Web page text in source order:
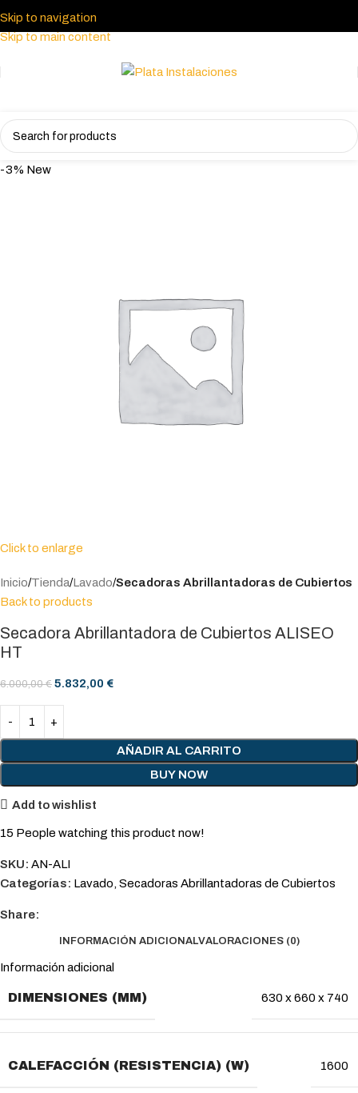
Skip to navigation
Skip to main content
-3% New
Click to enlarge
Inicio Tienda Lavado Secadoras Abrillantadoras de Cubiertos
Back to products
Secadora Abrillantadora de Cubiertos ALISEO
HT
6.000,00€ 5.832,00 €
AÑADIR AL CARRITO
BUY NOW
Add to wishlist
15 People watching this product now!
SKU: AN-ALI
Categorías: Lavado, Secadoras Abrillantadoras de Cubiertos
Share:
INFORMACIÓN ADICIONALVALORACIONES (0)
Información adicional
DIMENSIONES (MM) 630 x 660 x 740
CALEFACCIÓN (RESISTENCIA) (W) 1600